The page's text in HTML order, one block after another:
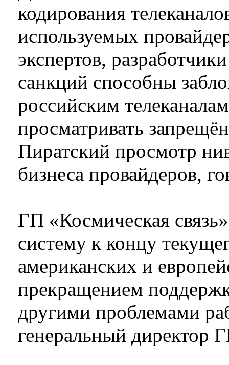
кодирования
используемых
экспертов,
санкций способны
российским
просматривать
Пиратский просмотр
бизнеса провайдеров,
ГП «Космическая
систему к концу
американских и
прекращением
другими проблемами
генеральный директор